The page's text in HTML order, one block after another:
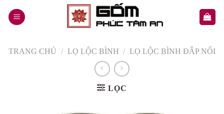
TRANG CHỦ / LỌ LỘC BÌNH / LỌ LỘC BÌNH ĐẮP NỔI
LỌC